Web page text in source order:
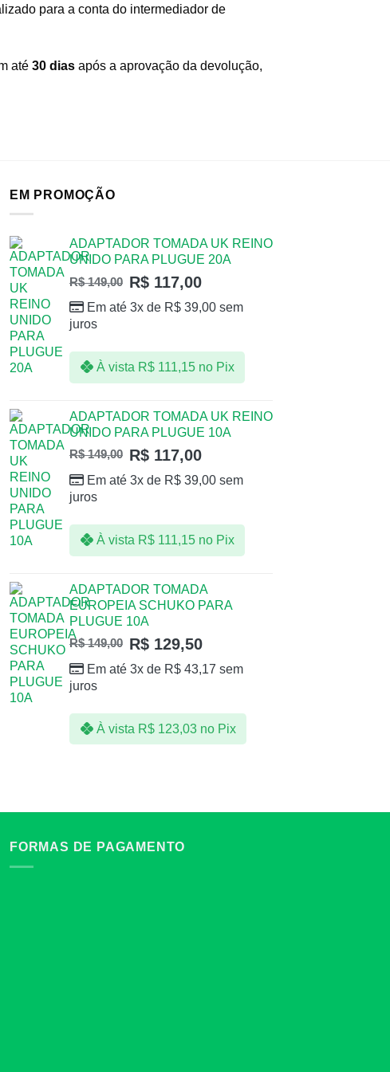
para a conta do intermediador de
até 30 diasapós a aprovação da devolução,
EM PROMOÇÃO
ADAPTADOR TOMADA UK REINO
UNIDO PARA PLUGUE 20A
R$149,00 R$ 117,00
Em até 3x de R$ 39,00 sem
juros
À vista R$111,15 no Pix
ADAPTADOR TOMADA UK REINO
UNIDO PARA PLUGUE 10A
R$149,00 R$ 117,00
Em até 3x de R$ 39,00 sem
juros
À vista R$111,15 no Pix
ADAPTADOR TOMADA
EUROPEIA SCHUKO PARA
PLUGUE 10A
R$149,00 R$ 129,50
Em até 3x de R$ 43,17 sem
juros
À vista R$123,03 no Pix
FORMAS DE PAGAMENTO